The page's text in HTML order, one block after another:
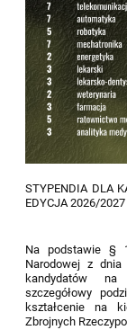
STYPENDIA DLA
EDYCJA 2026/2027
Na podstawie §
Narodowej z
kandydatów na
szczegółowy
kształcenie na
Zbrojnych